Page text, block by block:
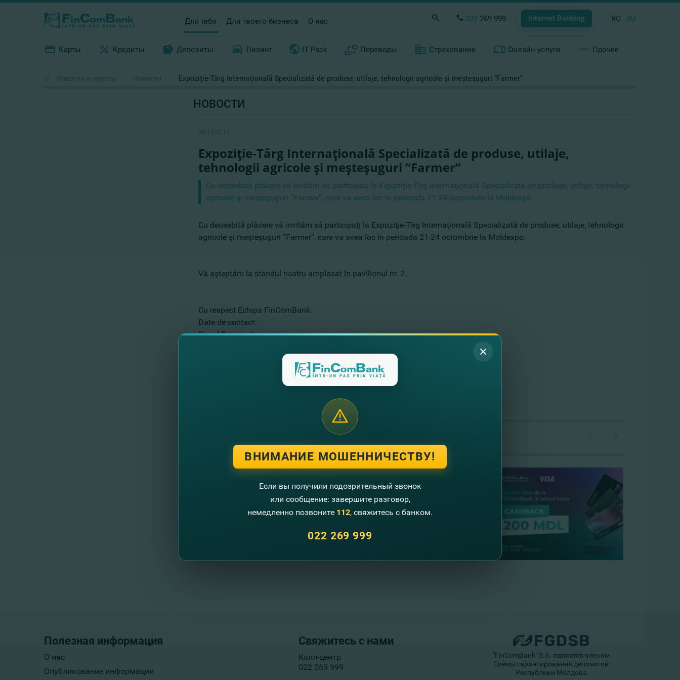
Для тебя Для твоего бизнеса О нас 022 269 999 Internet Banking RO RU
Карты Кредиты Депозиты Лизинг IT Pack Переводы Страхование Онлайн услуги Прочее
Expoziţie-Târg Internaţională Specializată de produse, utilaje, tehnologii agricole şi meşteşuguri “Farmer”
НОВОСТИ
30.10.2015
Expoziţie-Târg Internaţională Specializată de produse, utilaje,
tehnologii agricole şi meşteşuguri “Farmer”
Cu deosebită plăcere vă invităm să participaţi la Expoziţie-Tîrg Internaţională Specializată de produse, utilaje, tehnologii
agricole şi meşteşuguri “Farmer”, care va avea loc în perioada 21-24 octombrie la Moldexpo.
Cu deosebită plăcere vă invităm să participaţi la Expoziţie-Tîrg Internaţională Specializată de produse, utilaje, tehnologii
agricole şi meşteşuguri “Farmer”, care va avea loc în perioada 21-24 octombrie la Moldexpo.
Vă aşteptăm la stăndul nostru amplasat în pavilionul nr. 2.
Cu respect Echipa FinComBank.
Date de contact:
Biroul Principal
E-mail: fincom@fincombank.com
http://fincombank.md/western_ro/
Полезная информация
О нас
Опубликование информации
Свяжитесь с нами
Колл-центр
022 269 999
"FinComBank" S.A. является членом
Схемы гарантирования депозитов
Республики Молдова
ВНИМАНИЕ МОШЕННИЧЕСТВУ!
Если вы получили подозрительный звонок
или сообщение: завершите разговор,
немедленно позвоните 112, свяжитесь с банком.
022 269 999